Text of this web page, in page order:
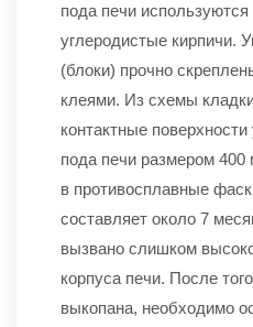
пода печи
углеродистые кирпичи.
(блоки) прочно
клеями. Из схемы
контактные
пода печи размером
в противосплавные
составляет около 7
вызвано слишком
корпуса печи. После
выкопана, необходимо